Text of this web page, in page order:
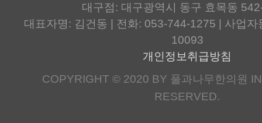
대구점: 대구광역시 동구 효목동
대표자명: 김건동 | 전화: 053-744-1275 | 사업
10093
개인정보취급방침
COPYRIGHT © 2020 BY 풀과나무한의원
RESERVED.